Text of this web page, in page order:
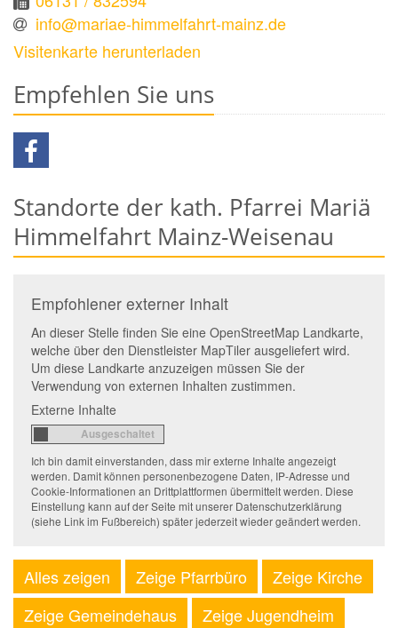
info@mariae-himmelfahrt-mainz.de
Visitenkarte herunterladen
Empfehlen Sie uns
Standorte der kath. Pfarrei Mariä
Himmelfahrt Mainz-Weisenau
Empfohlener externer Inhalt
An dieser Stelle finden Sie eine OpenStreetMap Landkarte,
welche über den Dienstleister MapTiler ausgeliefert wird.
Um diese Landkarte anzuzeigen müssen Sie der
Verwendung von externen Inhalten zustimmen.
Externe Inhalte
Ich bin damit einverstanden, dass mir externe Inhalte angezeigt
werden. Damit können personenbezogene Daten, IP-Adresse und
Cookie-Informationen an Drittplattformen übermittelt werden. Diese
Einstellung kann auf der Seite mit unserer Datenschutzerklärung
(siehe Link im Fußbereich) später jederzeit wieder geändert werden.
Alles zeigen Zeige Pfarrbüro
Zeige Kirche
Zeige Gemeindehaus
Zeige Jugendheim